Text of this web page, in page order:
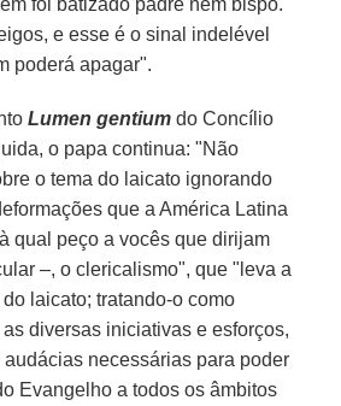
e esse é o sinal indelével
poderá apagar".
Lumen gentium do Concílio
o papa continua: "Não
o tema do laicato ignorando
que a América Latina
qual peço a vocês que dirijam
–, o clericalismo", que "leva a
laicato; tratando-o como
diversas iniciativas e esforços,
audácias necessárias para poder
Evangelho a todos os âmbitos